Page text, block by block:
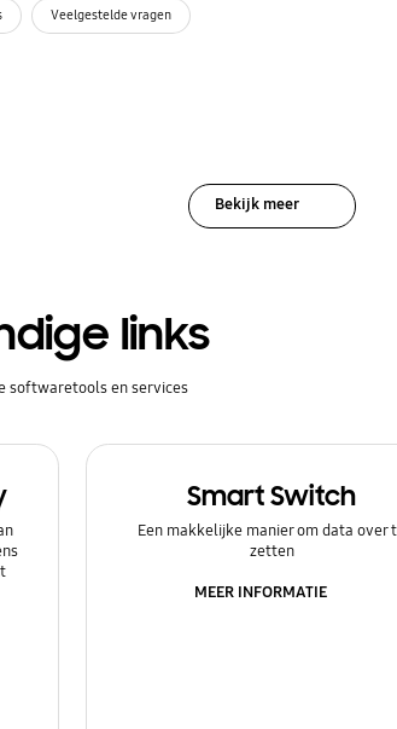
Veelgestelde vragen
Bekijk meer
links
softwaretools en services
Smart Switch
Een makkelijke manier om data over
zetten
MEER INFORMATIE